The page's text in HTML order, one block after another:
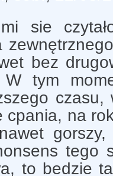
sie
bez
tym
czasu,
cpania, na
tego
to bedzie